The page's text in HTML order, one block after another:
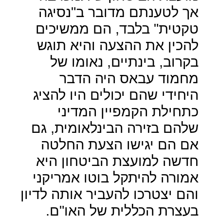
אך לטענתם מדובר ב"נסיגה
טקטית" בלבד, הם ממשיכים
להכין את ההצעה והיא תוגש
בקרוב, בינתיים, נאומו של
מחמוד עבאס היה הדבר
היחידי שהם יכולים היו להציג
כתחילת הקמפיין המדיני
שלהם בזירה הבינלאומית, גם
אם הם יגישו הצעת החלטה
חדשה למועצת הביטחון היא
אמורה להיתקל בוטו אמריקני
והם יצטרכו להעביר אותה לדיון
בעצרת הכללית של האו"ם.